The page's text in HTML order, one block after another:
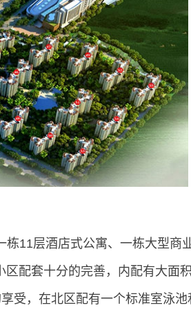
11层酒店式公寓、一栋大型商
配套十分的完善，内配有大面
受，在北区配有一个标准室泳池